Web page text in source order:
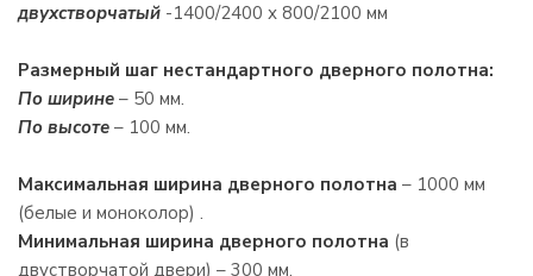
двухстворчатый -1400/2400 х 800/2100 мм
Размерный шаг нестандартного дверного полотна:
По ширине – 50 мм.
По высоте – 100 мм.
Максимальная ширина дверного полотна – 1000 мм
(белые и моноколор) .
Минимальная ширина дверного полотна (в
двустворчатой двери) – 300 мм.